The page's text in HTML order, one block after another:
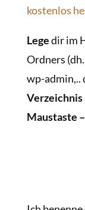
kostenlos
Legedir im
Ordners
wp-admin,..
Verzeichnis
Maustaste